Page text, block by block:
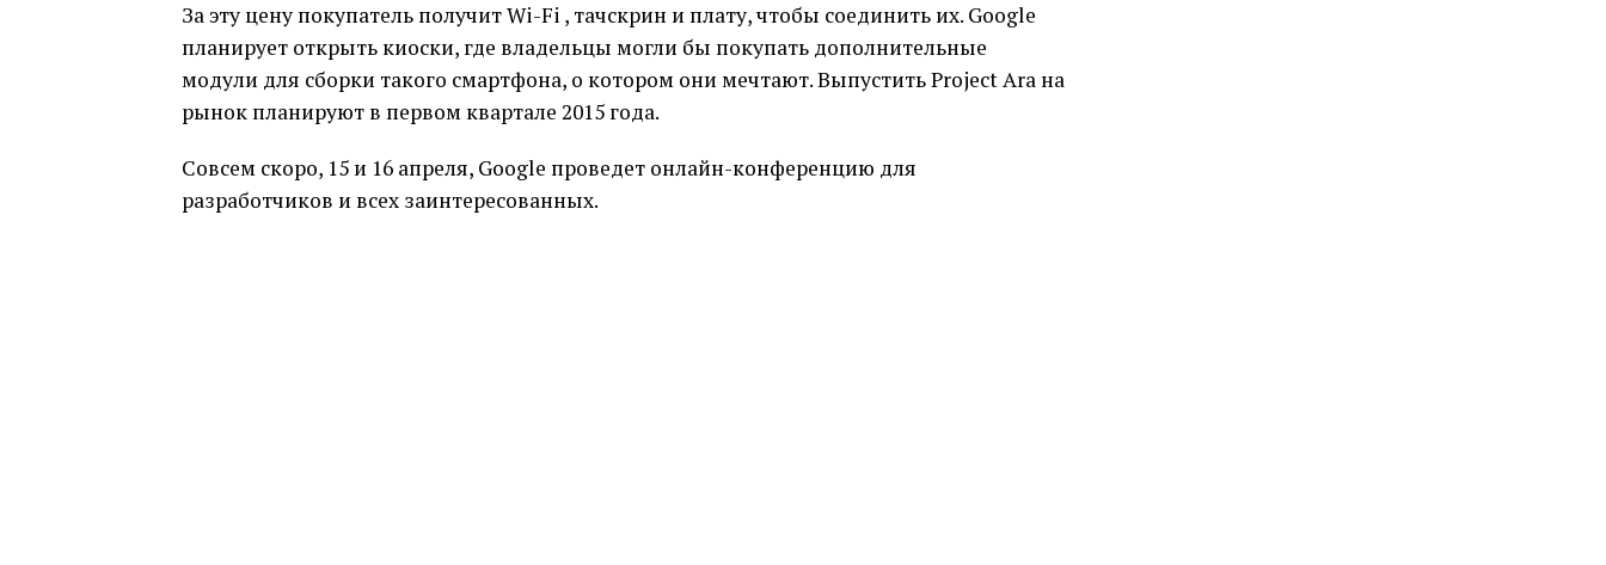
За эту цену покупатель получит Wi-Fi , тачскрин и плату, чтобы соединить их. Google
планирует открыть киоски, где владельцы могли бы покупать дополнительные
модули для сборки такого смартфона, о котором они мечтают. Выпустить Project Ara на
рынок планируют в первом квартале 2015 года.
Совсем скоро, 15 и 16 апреля, Google проведет онлайн-конференцию для
разработчиков и всех заинтересованных.